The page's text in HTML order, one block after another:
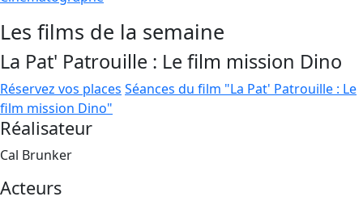
Les films de la semaine
La Pat' Patrouille : Le film mission Dino
Réservez vos places Séances du film "La Pat' Patrouille : Le
film mission Dino"
Réalisateur
Cal Brunker
Acteurs